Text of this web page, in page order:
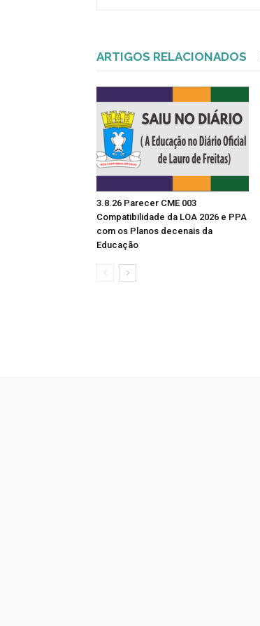
ARTIGOS RELACIONADOS
3.8.26 Parecer CME 003
Compatibilidade da LOA 2026 e PPA
com os Planos decenais da
Educação